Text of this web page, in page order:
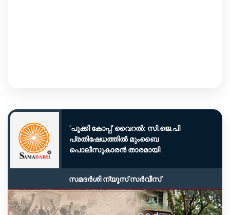
‘പൂക്കി കോപ്പ്’ വൈറൽ: സി.ജെ.പി
പ്രതിഷേധത്തിൽ മുംബൈ
പൊലീസുകാരൻ താരമായി
സമദർശി ന്യൂസ് സർവീസ്